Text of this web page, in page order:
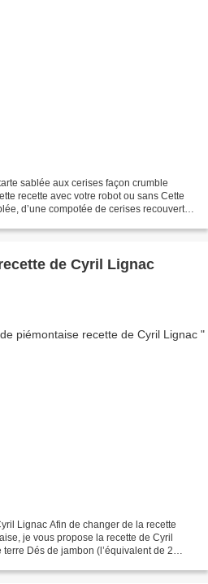
sablée aux cerises façon crumble
recette avec votre robot ou sans Cette
d’une compotée de cerises recouverte
de Cyril Lignac
de la recette
je vous propose la recette de Cyril
Dés de jambon (l’équivalent de 2